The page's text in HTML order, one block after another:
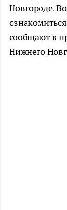
Новгороде.
сообщают в
Нижнего